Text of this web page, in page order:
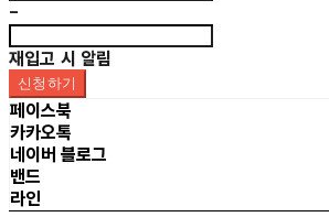
-
재입고 시 알림
신청하기
페이스북
카카오톡
네이버 블로그
밴드
라인